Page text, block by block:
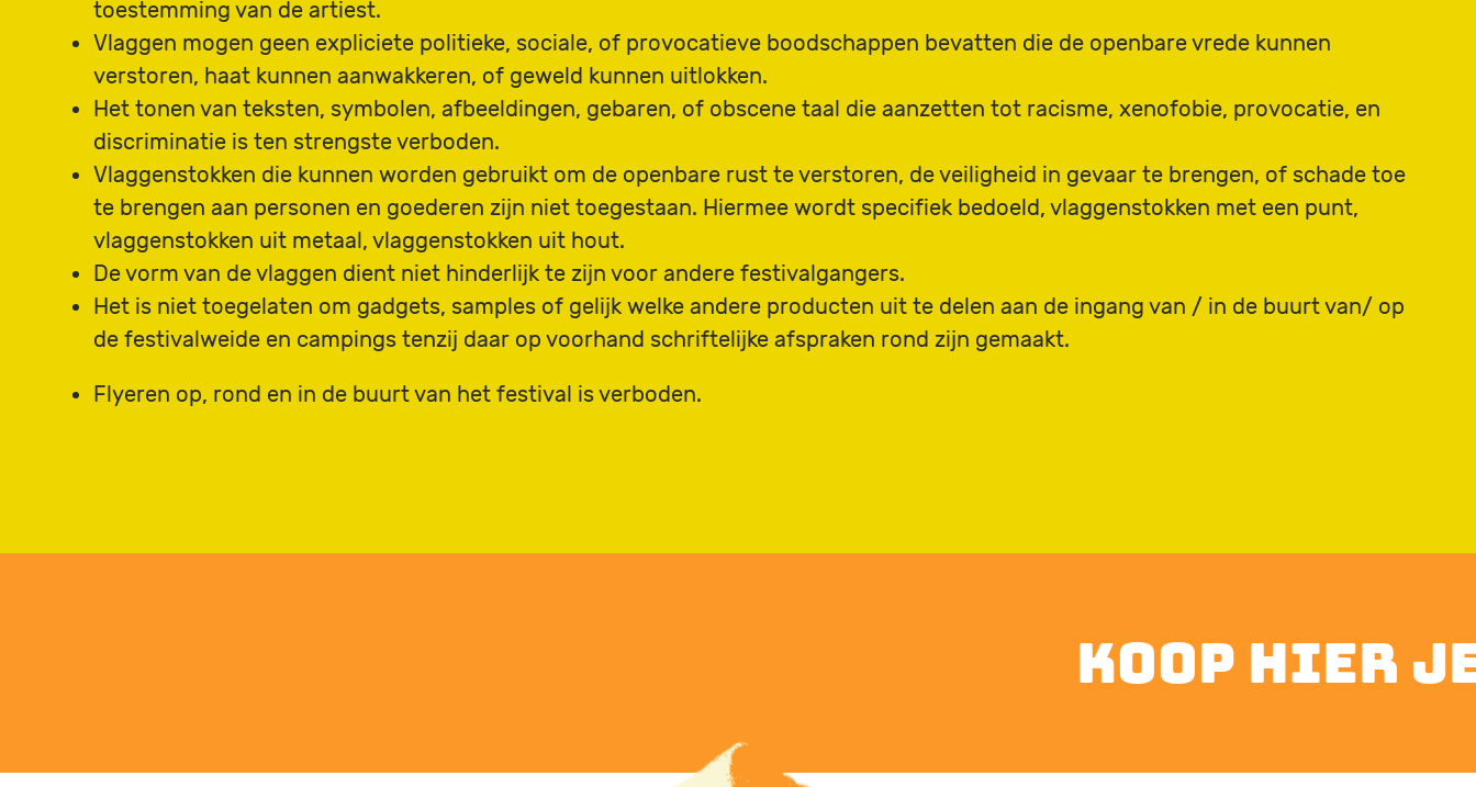
toestemming van de artiest.
Vlaggen mogen geen expliciete politieke, sociale, of provocatieve boodschappen bevatten die de openbare vrede kunnen
verstoren, haat kunnen aanwakkeren, of geweld kunnen uitlokken.
Het tonen van teksten, symbolen, afbeeldingen, gebaren, of obscene taal die aanzetten tot racisme, xenofobie, provocatie, en
discriminatie is ten strengste verboden.
Vlaggenstokken die kunnen worden gebruikt om de openbare rust te verstoren, de veiligheid in gevaar te brengen, of schade toe
te brengen aan personen en goederen zijn niet toegestaan. Hiermee wordt specifiek bedoeld, vlaggenstokken met een punt,
vlaggenstokken uit metaal, vlaggenstokken uit hout.
De vorm van de vlaggen dient niet hinderlijk te zijn voor andere festivalgangers.
Het is niet toegelaten om gadgets, samples of gelijk welke andere producten uit te delen aan de ingang van / in de buurt van/ op
de festivalweide en campings tenzij daar op voorhand schriftelijke afspraken rond zijn gemaakt.
Flyeren op, rond en in de buurt van het festival is verboden.
koop hier je